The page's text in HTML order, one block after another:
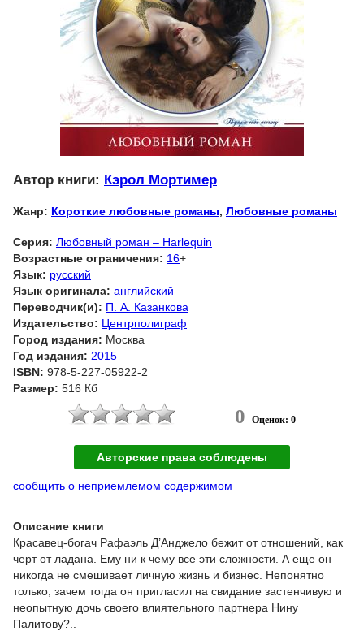
Автор книги: Кэрол Мортимер
Жанр: Короткие любовные романы, Любовные романы
Серия: Любовный роман – Harlequin
Возрастные ограничения: 16+
Язык: русский
Язык оригинала: английский
Переводчик(и): П. А. Казанкова
Издательство: Центрполиграф
Город издания: Москва
Год издания: 2015
ISBN: 978-5-227-05922-2
Размер: 516 Кб
0 Оценок: 0
Авторские права соблюдены
сообщить о неприемлемом содержимом
Описание книги
Красавец-богач Рафаэль Д’Анджело бежит от отношений, как
черт от ладана. Ему ни к чему все эти сложности. А еще он
никогда не смешивает личную жизнь и бизнес. Непонятно
только, зачем тогда он пригласил на свидание застенчивую и
неопытную дочь своего влиятельного партнера Нину
Палитову?..